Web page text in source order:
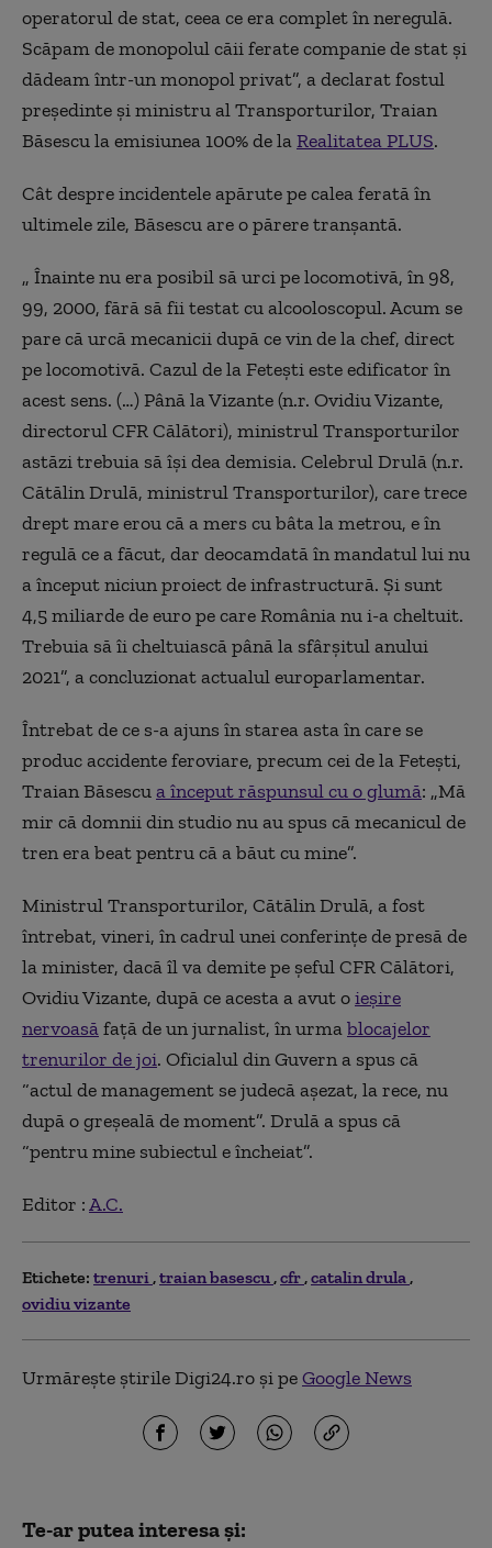
operatorul de stat, ceea ce era complet în neregulă.
Scăpam de monopolul căii ferate companie de stat și
dădeam într-un monopol privat”, a declarat fostul
președinte și ministru al Transporturilor, Traian
Băsescu la emisiunea 100% de laRealitatea PLUS.
Cât despre incidentele apărute pe calea ferată în
ultimele zile, Băsescu are o părere tranșantă.
„ Înainte nu era posibil să urci pe locomotivă, în 98,
99, 2000, fără să fii testat cu alcooloscopul. Acum se
pare că urcă mecanicii după ce vin de la chef, direct
pe locomotivă. Cazul de la Fetești este edificator în
acest sens. (…) Până la Vizante (n.r. Ovidiu Vizante,
directorul CFR Călători), ministrul Transporturilor
astăzi trebuia să își dea demisia. Celebrul Drulă (n.r.
Cătălin Drulă, ministrul Transporturilor), care trece
drept mare erou că a mers cu bâta la metrou, e în
regulă ce a făcut, dar deocamdată în mandatul lui nu
a început niciun proiect de infrastructură. Și sunt
4,5 miliarde de euro pe care România nu i-a cheltuit.
Trebuia să îi cheltuiască până la sfârșitul anului
2021”, a concluzionat actualul europarlamentar.
Întrebat de ce s-a ajuns în starea asta în care se
produc accidente feroviare, precum cei de la Fetești,
Traian Băsescua început răspunsul cu o glumă: „Mă
mir că domnii din studio nu au spus că mecanicul de
tren era beat pentru că a băut cu mine”.
Ministrul Transporturilor, Cătălin Drulă, a fost
întrebat, vineri, în cadrul unei conferințe de presă de
la minister, dacă îl va demite pe șeful CFR Călători,
Ovidiu Vizante, după ce acesta a avut oieșire
nervoasăfață de un jurnalist, în urmablocajelor
trenurilor de joi. Oficialul din Guvern a spus că
“actul de management se judecă aşezat, la rece, nu
după o greşeală de moment”. Drulă a spus că
“pentru mine subiectul e încheiat”.
Editor :A.C.
Etichete: trenuri traian basescu cfr catalin drula
ovidiu vizante
Urmărește știrile Digi24.ro și peGoogle News
Te-ar putea interesa și: